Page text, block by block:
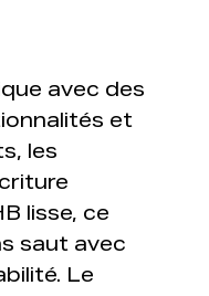
avec des
et
les
lisse, ce
saut avec
Le